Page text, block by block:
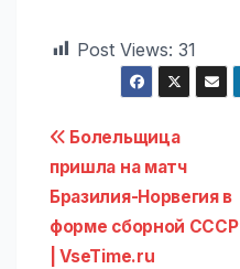
Post Views: 31
Навигация
по
записям
Болельщица
пришла на матч
Бразилия-Норвегия в
форме сборной СССР
| VseTime.ru